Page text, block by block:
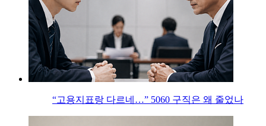
“고용지표랑 다르네…” 5060 구직은 왜 줄었나